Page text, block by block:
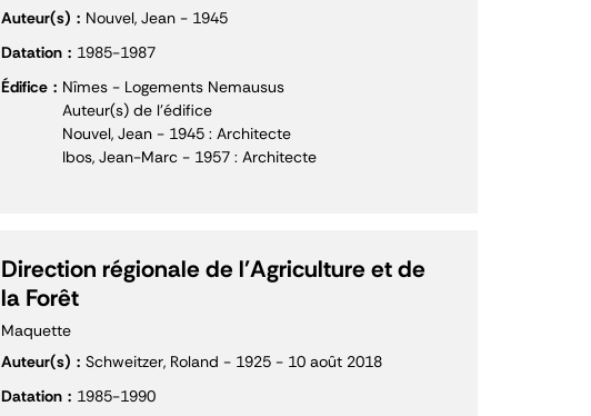
Auteur(s)
Nouvel, Jean - 1945
Datation
1985-1987
Édifice
Nîmes - Logements Nemausus
Auteur(s) de l'édifice
Nouvel, Jean - 1945 : Architecte
Ibos, Jean-Marc - 1957 : Architecte
Direction régionale de l'Agriculture et de
la Forêt
Maquette
Auteur(s)
Schweitzer, Roland - 1925 - 10 août 2018
Datation
1985-1990